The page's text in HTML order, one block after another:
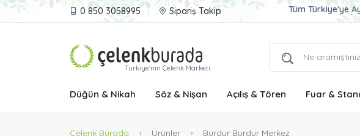
0 850 3058995 Sipariş Takip Ucuz ve Kaliteli
Aynı Gün
Tüm Türkiye'ye
Türkiye'nin Çelenk Marketi
Düğün & Nikah Söz & Nişan Açılış & Tören Fuar &
Çelenk Burada Ürünler Burdur Burdur Merkez